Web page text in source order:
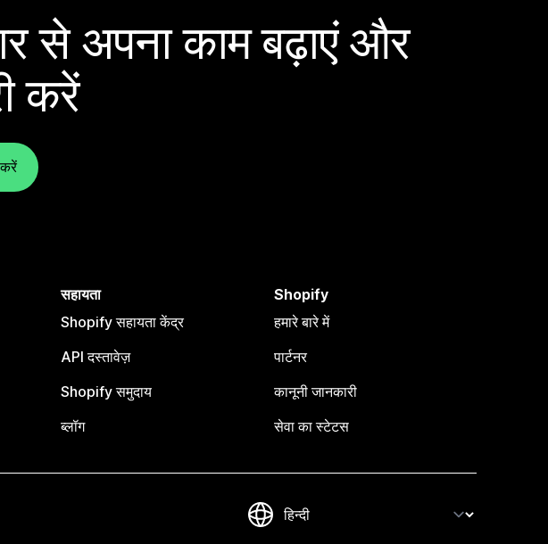
से अपना काम बढ़ाएं और
करें
सहायता
Shopify सहायता केंद्र
API दस्तावेज़
Shopify समुदाय
ब्लॉग
Shopify
हमारे बारे में
पार्टनर
कानूनी जानकारी
सेवा का स्टेटस